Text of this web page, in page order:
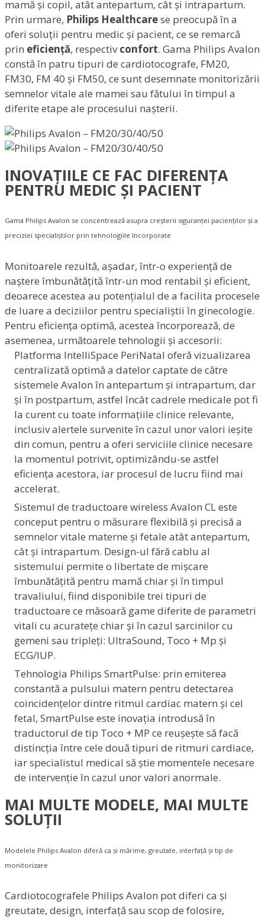
mamă și copil, atât antepartum, cât și intrapartum.
Prin urmare, Philips Healthcarese preocupă în a
oferi soluții pentru medic și pacient, ce se remarcă
prin eficiență, respectivconfort. Gama Philips Avalon
constă în patru tipuri de cardiotocografe, FM20,
FM30, FM 40 și FM50, ce sunt desemnate monitorizării
semnelor vitale ale mamei sau fătului în timpul a
diferite etape ale procesului nașterii.
INOVAȚIILE CE FAC DIFERENȚA
PENTRU MEDIC ȘI PACIENT
Gama Philips Avalon se concentrează asupra creșterii siguranței pacienților și a
preciziei specialiștilor prin tehnologiile încorporate
Monitoarele rezultă, așadar, într-o experiență de
naștere îmbunătățită într-un mod rentabil și eficient,
deoarece acestea au potențialul de a facilita procesele
de luare a deciziilor pentru specialiștii în ginecologie.
Pentru eficiența optimă, acestea încorporează, de
asemenea, următoarele tehnologii și accesorii:
Platforma IntelliSpace PeriNatal oferă vizualizarea
centralizată optimă a datelor captate de către
sistemele Avalon în antepartum și intrapartum, dar
și în postpartum, astfel încât cadrele medicale pot fi
la curent cu toate informațiile clinice relevante,
inclusiv alertele survenite în cazul unor valori ieșite
din comun, pentru a oferi serviciile clinice necesare
la momentul potrivit, optimizându-se astfel
eficiența acestora, iar procesul de lucru fiind mai
accelerat.
Sistemul de traductoare wireless Avalon CL este
conceput pentru o măsurare flexibilă și precisă a
semnelor vitale materne și fetale atât antepartum,
cât și intrapartum. Design-ul fără cablu al
sistemului permite o libertate de mișcare
îmbunătățită pentru mamă chiar și în timpul
travaliului, fiind disponibile trei tipuri de
traductoare ce măsoară game diferite de parametri
vitali cu acuratețe chiar și în cazul sarcinilor cu
gemeni sau tripleți: UltraSound, Toco + Mp și
ECG/IUP.
Tehnologia Philips SmartPulse: prin emiterea
constantă a pulsului matern pentru detectarea
coincidențelor dintre ritmul cardiac matern și cel
fetal, SmartPulse este inovația introdusă în
traductorul de tip Toco + MP ce reușește să facă
distincția între cele două tipuri de ritmuri cardiace,
iar specialistul medical să știe momentele necesare
de intervenție în cazul unor valori anormale.
MAI MULTE MODELE, MAI MULTE
SOLUȚII
Modelele Philips Avalon diferă ca și mărime, greutate, interfață și tip de
monitorizare
Cardiotocografele Philips Avalon pot diferi ca și
greutate, design, interfață sau scop de folosire,